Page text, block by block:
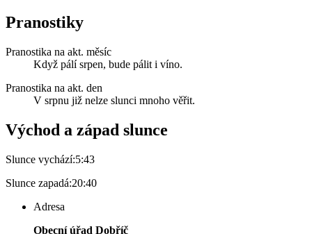
Pranostiky
Pranostika na akt. měsíc
Když pálí srpen, bude pálit i víno.
Pranostika na akt. den
V srpnu již nelze slunci mnoho věřit.
Východ a západ slunce
Slunce vychází:5:43
Slunce zapadá:20:40
Adresa
Obecní úřad Dobříč